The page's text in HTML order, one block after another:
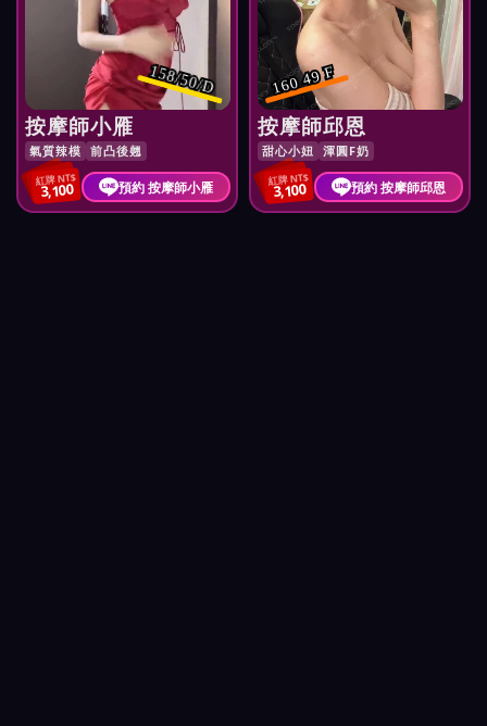
158/50/D
按摩師小雁
氣質辣模 前凸後翹
紅牌 NT$
3,100 預約 按摩師小雁
160 49 F
按摩師邱恩
甜心小妞 渾圓F奶
紅牌 NT$
3,100 預約 按摩師邱恩